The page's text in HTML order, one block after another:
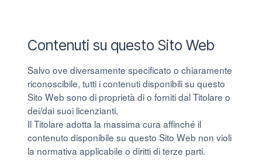
Contenuti su questo Sito Web
Salvo ove diversamente specificato o chiaramente
riconoscibile, tutti i contenuti disponibili su questo
Sito Web sono di proprietà di o forniti dal Titolare o
dei/dai suoi licenzianti.
Il Titolare adotta la massima cura affinché il
contenuto disponibile su questo Sito Web non violi
la normativa applicabile o diritti di terze parti.